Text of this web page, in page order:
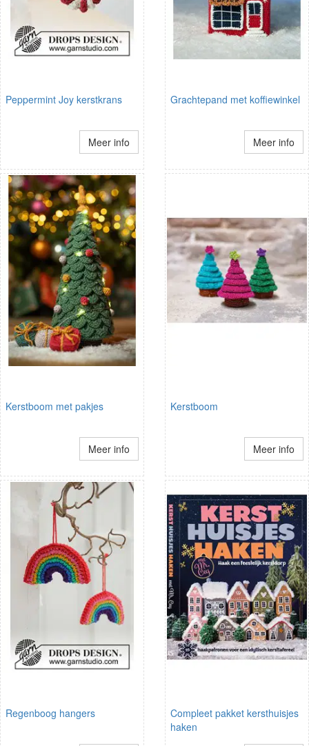
Peppermint Joy kerstkrans
Meer info
Grachtepand met koffiewinkel
Meer info
Kerstboom met pakjes
Meer info
Kerstboom
Meer info
Regenboog hangers
Compleet pakket kersthuisjes
haken